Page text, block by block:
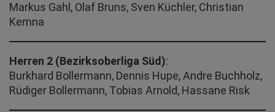
Markus Gahl, Olaf Bruns, Sven Küchler, Christian
Kemna
Herren 2 (Bezirksoberliga Süd):
Burkhard Bollermann, Dennis Hupe, Andre Buchholz,
Rüdiger Bollermann, Tobias Arnold, Hassane Risk